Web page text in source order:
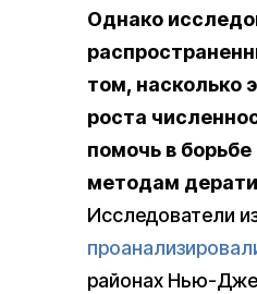
Однако
том,
роста
помочь в
методам
Исследователи
районах Нью-